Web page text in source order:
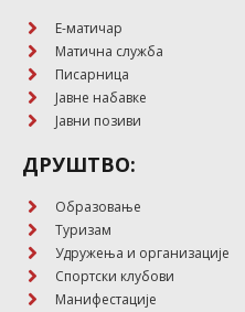
E-матичар
Матична служба
Писарница
Јавне набавке
Јавни позиви
ДРУШТВО:
Образовање
Туризам
Удружења и организације
Спортски клубови
Манифестације